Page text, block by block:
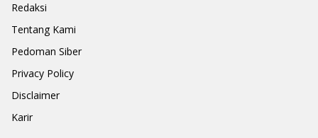
Redaksi
Tentang Kami
Pedoman Siber
Privacy Policy
Disclaimer
Karir